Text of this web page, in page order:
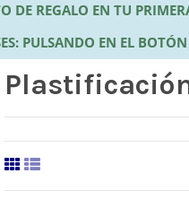
DE REGALO EN TU
PULSANDO EN EL